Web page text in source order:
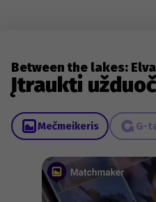
Between the lakes: Elva
Įtraukti
Mečmeikeris G-